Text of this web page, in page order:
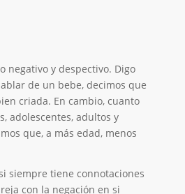
negativo y despectivo. Digo
de un bebe, decimos que
criada. En cambio, cuanto
adolescentes, adultos y
que, a más edad, menos
siempre tiene connotaciones
con la negación en si